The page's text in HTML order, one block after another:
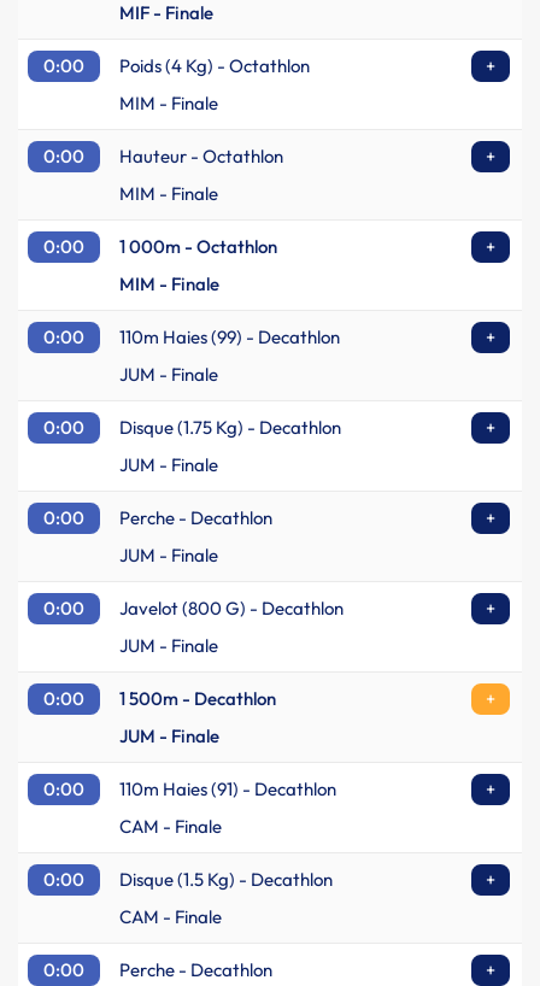
MIF - Finale
0:00 Poids (4 Kg) - Octathlon
+
MIM - Finale
0:00 Hauteur - Octathlon
+
MIM - Finale
0:00 1 000m - Octathlon
+
MIM - Finale
0:00 110m Haies (99) - Decathlon
+
JUM - Finale
0:00 Disque (1.75 Kg) - Decathlon
+
JUM - Finale
0:00 Perche - Decathlon
+
JUM - Finale
0:00 Javelot (800 G) - Decathlon
+
JUM - Finale
0:00 1 500m - Decathlon
+
JUM - Finale
0:00 110m Haies (91) - Decathlon
+
CAM - Finale
0:00 Disque (1.5 Kg) - Decathlon
+
CAM - Finale
0:00 Perche - Decathlon +